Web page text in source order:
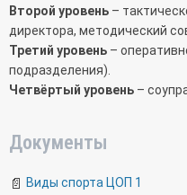
Второй уровень –
директора, методический
Третий уровень –
подразделения).
Четвёртый уровень –
Документы
Виды спорта ЦОП 1